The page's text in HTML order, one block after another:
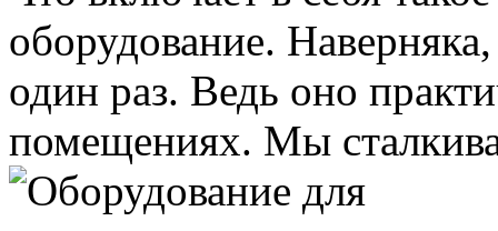
оборудование.
один раз. Ведь оно
помещениях. Мы